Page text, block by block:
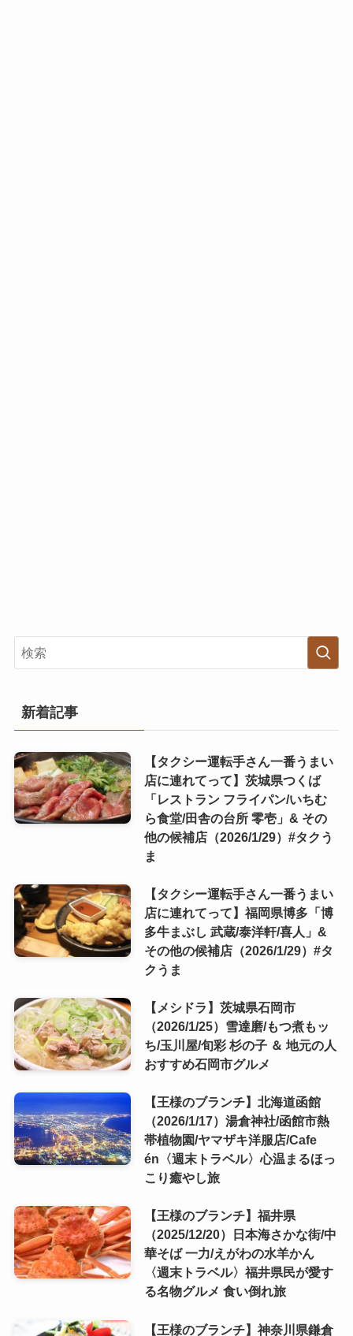
新着記事
【タクシー運転手さん一番うまい
店に連れてって】茨城県つくば
「レストラン フライパン/いちむ
ら食堂/田舎の台所 零壱」& その
他の候補店（2026/1/29）#タクう
ま
【タクシー運転手さん一番うまい
店に連れてって】福岡県博多「博
多牛まぶし 武蔵/泰洋軒/喜人」&
その他の候補店（2026/1/29）#タ
クうま
【メシドラ】茨城県石岡市
（2026/1/25）雪達磨/もつ煮もッ
ち/玉川屋/旬彩 杉の子 ＆ 地元の人
おすすめ石岡市グルメ
【王様のブランチ】北海道函館
（2026/1/17）湯倉神社/函館市熱
帯植物園/ヤマザキ洋服店/Cafe
én〈週末トラベル〉心温まるほっ
こり癒やし旅
【王様のブランチ】福井県
（2025/12/20）日本海さかな街/中
華そば 一力/えがわの水羊かん
〈週末トラベル〉福井県民が愛す
る名物グルメ 食い倒れ旅
【王様のブランチ】神奈川県鎌倉